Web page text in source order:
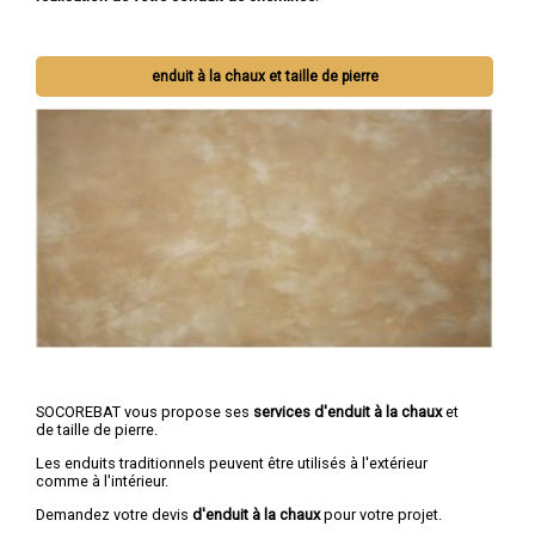
enduit à la chaux et taille de pierre
SOCOREBAT vous propose ses services d'enduit à la chauxet
de taille de pierre.
Les enduits traditionnels peuvent être utilisés à l'extérieur
comme à l'intérieur.
Demandez votre devis d'enduit à la chauxpour votre projet.